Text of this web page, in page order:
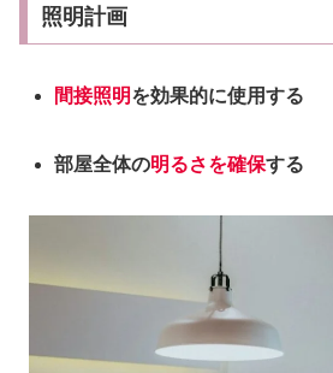
照明計画
間接照明を効果的に使用する
部屋全体の明るさを確保する